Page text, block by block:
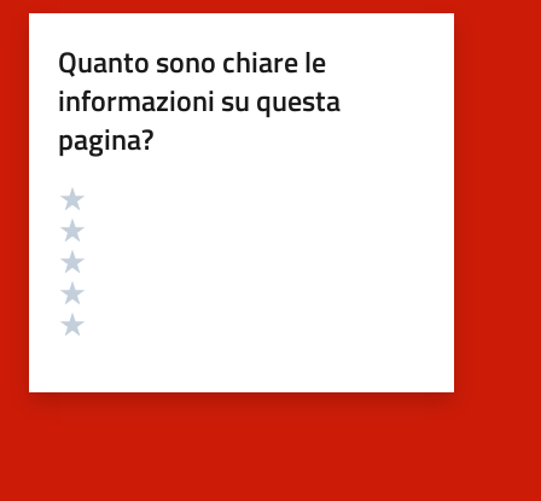
Quanto sono chiare le
informazioni su questa
pagina?
Valutazione